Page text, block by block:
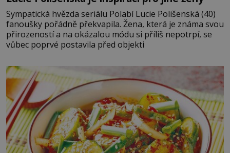
Sympatická hvězda seriálu Polabí Lucie Polišenská (40)
fanoušky pořádně překvapila. Žena, která je známa svou
přirozeností a na okázalou módu si příliš nepotrpí, se
vůbec poprvé postavila před objekti